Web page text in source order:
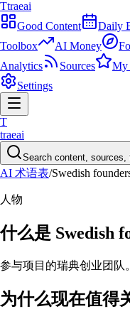
Ttraeai
Good Content
Daily
Toolbox
AI Money
Analytics
Sources My
Settings
T
traeai
Search content, sources,
AI 术语表/Swedish
人物
什么是 Swedish
参与项目的瑞典创业团队。
为什么现在值得